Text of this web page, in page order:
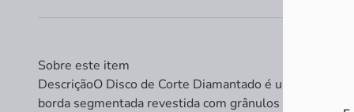
Sobre este item
DescriçãoO Disco de Corte Diamantado é uma
borda segmentada revestida com grânulos de